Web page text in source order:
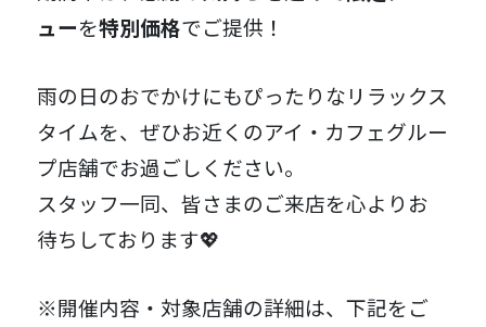
ューを特別価格でご提供！
雨の日のおでかけにもぴったりなリラックス
タイムを、ぜひお近くのアイ・カフェグルー
プ店舗でお過ごしください。
スタッフ一同、皆さまのご来店を心よりお
待ちしております💖
※開催内容・対象店舗の詳細は、下記をご